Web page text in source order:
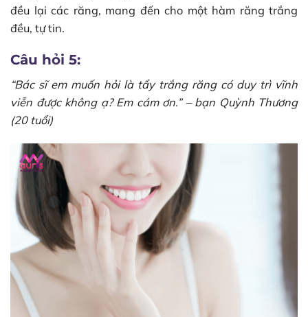
đều lại các răng, mang đến cho một hàm răng trắng
đều, tự tin.
Câu hỏi 5:
“Bác sĩ em muốn hỏi là tẩy trắng răng có duy trì vĩnh
viễn được không ạ? Em cám ơn.” – bạn Quỳnh Thương
(20 tuổi)